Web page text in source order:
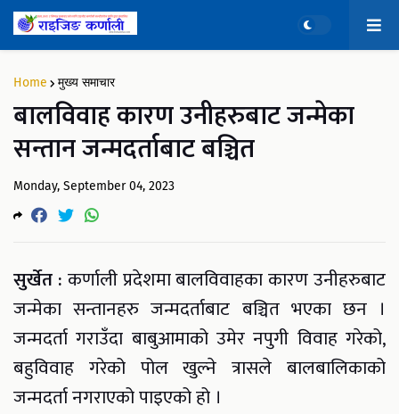
Home मुख्य समाचार
बालविवाह कारण उनीहरुबाट जन्मेका
सन्तान जन्मदर्ताबाट बञ्चित
Monday, September 04, 2023
सुर्खेत : कर्णाली प्रदेशमा बालविवाहका कारण उनीहरुबाट
जन्मेका सन्तानहरु जन्मदर्ताबाट बञ्चित भएका छन ।
जन्मदर्ता गराउँदा बाबुआमाको उमेर नपुगी विवाह गरेको,
बहुविवाह गरेको पोल खुल्ने त्रासले बालबालिकाको
जन्मदर्ता नगराएको पाइएको हो ।